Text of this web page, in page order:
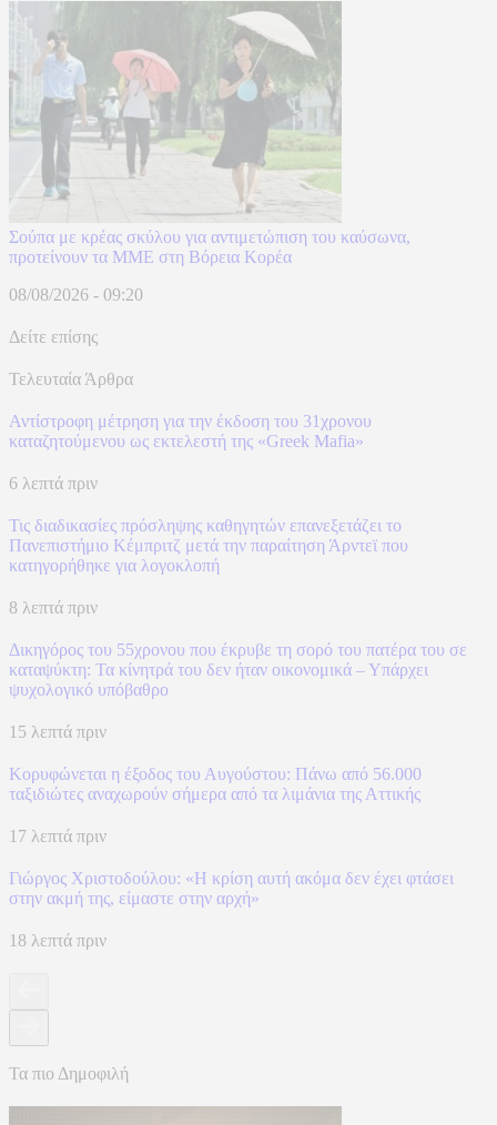
Σούπα με κρέας σκύλου για αντιμετώπιση του καύσωνα,
προτείνουν τα ΜΜΕ στη Βόρεια Κορέα
08/08/2026 - 09:20
Δείτε επίσης
Τελευταία Άρθρα
Αντίστροφη μέτρηση για την έκδοση του 31χρονου
καταζητούμενου ως εκτελεστή της «Greek Mafia»
6 λεπτά πριν
Τις διαδικασίες πρόσληψης καθηγητών επανεξετάζει το
Πανεπιστήμιο Κέμπριτζ μετά την παραίτηση Άρντεϊ που
κατηγορήθηκε για λογοκλοπή
8 λεπτά πριν
Δικηγόρος του 55χρονου που έκρυβε τη σορό του πατέρα του σε
καταψύκτη: Τα κίνητρά του δεν ήταν οικονομικά – Υπάρχει
ψυχολογικό υπόβαθρο
15 λεπτά πριν
Κορυφώνεται η έξοδος του Αυγούστου: Πάνω από 56.000
ταξιδιώτες αναχωρούν σήμερα από τα λιμάνια της Αττικής
17 λεπτά πριν
Γιώργος Χριστοδούλου: «Η κρίση αυτή ακόμα δεν έχει φτάσει
στην ακμή της, είμαστε στην αρχή»
18 λεπτά πριν
Τα πιο Δημοφιλή